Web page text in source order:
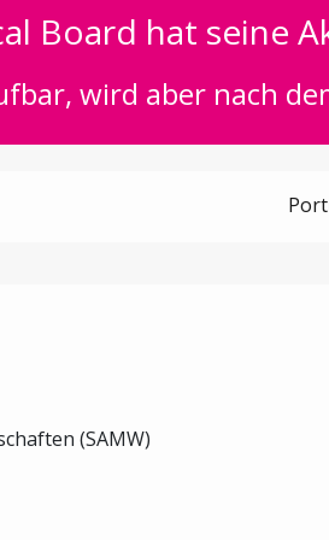
Board hat seine
wird aber nach
(SAMW)